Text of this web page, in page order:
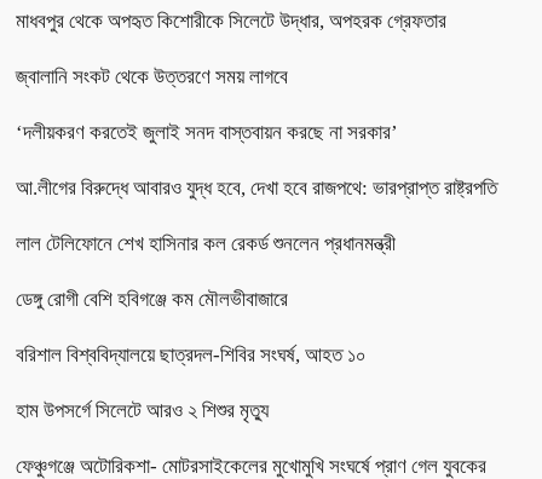
মাধবপুর থেকে অপহৃত কিশোরীকে সিলেটে উদ্ধার, অপহরক গ্রেফতার
জ্বালানি সংকট থেকে উত্তরণে সময় লাগবে
‘দলীয়করণ করতেই জুলাই সনদ বাস্তবায়ন করছে না সরকার’
আ.লীগের বিরুদ্ধে আবারও যুদ্ধ হবে, দেখা হবে রাজপথে: ভারপ্রাপ্ত রাষ্ট্রপতি
লাল টেলিফোনে শেখ হাসিনার কল রেকর্ড শুনলেন প্রধানমন্ত্রী
ডেঙ্গু রোগী বেশি হবিগঞ্জে কম মৌলভীবাজারে
বরিশাল বিশ্ববিদ্যালয়ে ছাত্রদল-শিবির সংঘর্ষ, আহত ১০
হাম উপসর্গে সিলেটে আরও ২ শিশুর মৃত্যু
ফেঞ্চুগঞ্জে অটোরিকশা- মোটরসাইকেলের মুখোমুখি সংঘর্ষে প্রাণ গেল যুবকের